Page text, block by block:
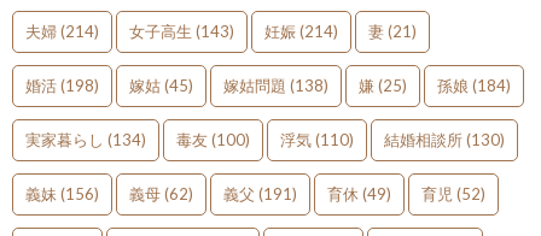
夫婦(214) 女子高生 (143) 妊娠(214) 妻(21)
婚活(198) 嫁姑(45) 嫁姑問題 (138) 嫌 (25) 孫娘 (184)
実家暮らし (134) 毒友(100) 浮気(110) 結婚相談所(130)
義妹 (156) 義母(62) 義父 (191) 育休 (49) 育児 (52)